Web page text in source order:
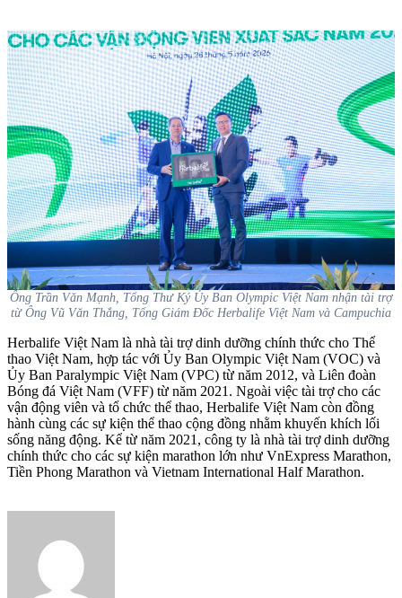
Ông Trần Văn Mạnh, Tổng Thư Ký Ủy Ban Olympic Việt Nam nhận tài trợ
từ Ông Vũ Văn Thắng, Tổng Giám Đốc Herbalife Việt Nam và Campuchia
Herbalife Việt Nam là nhà tài trợ dinh dưỡng chính thức cho Thể
thao Việt Nam, hợp tác với Ủy Ban Olympic Việt Nam (VOC) và
Ủy Ban Paralympic Việt Nam (VPC) từ năm 2012, và Liên đoàn
Bóng đá Việt Nam (VFF) từ năm 2021. Ngoài việc tài trợ cho các
vận động viên và tổ chức thể thao, Herbalife Việt Nam còn đồng
hành cùng các sự kiện thể thao cộng đồng nhằm khuyến khích lối
sống năng động. Kể từ năm 2021, công ty là nhà tài trợ dinh dưỡng
chính thức cho các sự kiện marathon lớn như VnExpress Marathon,
Tiền Phong Marathon và Vietnam International Half Marathon.